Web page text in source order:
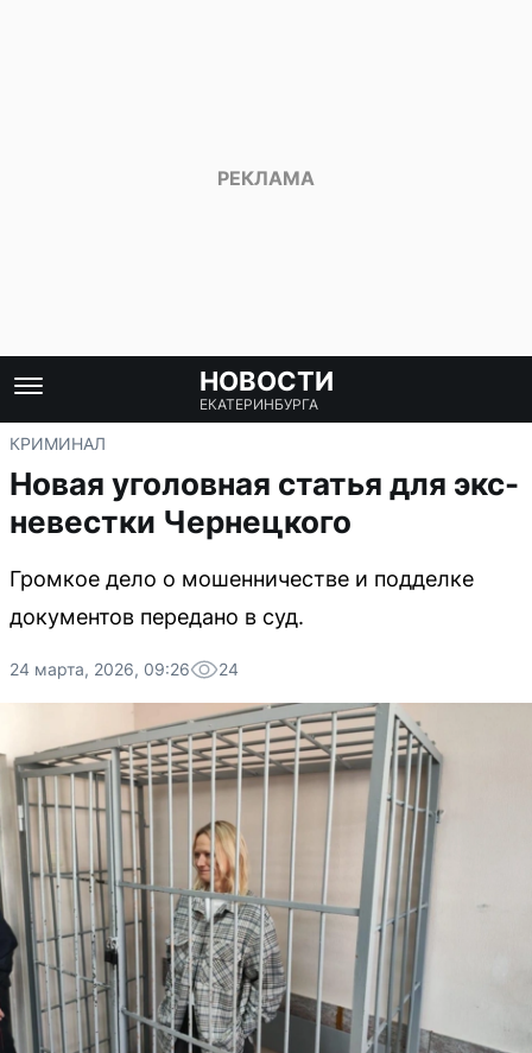
НОВОСТИ
ЕКАТЕРИНБУРГА
КРИМИНАЛ
Новая уголовная статья для экс-
невестки Чернецкого
Громкое дело о мошенничестве и подделке
документов передано в суд.
24 марта, 2026, 09:26 24